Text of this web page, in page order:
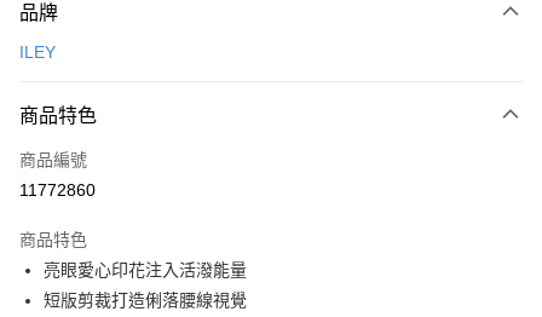
信用卡一次付款
3 期 0 利率 每期
合作金庫商業銀行
上海商業儲蓄銀行
臺灣中小企業銀行
匯豐（台灣）商業銀行
聯邦商業銀行
超商取貨付款
LINE Pay
Apple Pay
街口支付
品牌
ILEY
商品特色
商品編號
11772860
商品特色
亮眼愛心印花注入活潑能量
短版剪裁打造俐落腰線視覺